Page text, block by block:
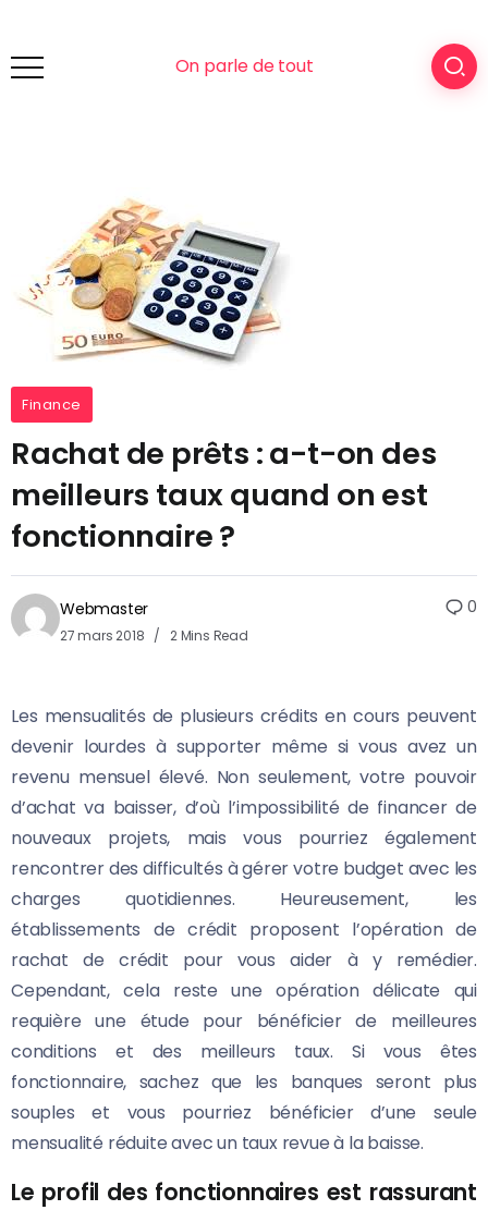
On parle de tout
Finance
Rachat de prêts : a-t-on des
meilleurs taux quand on est
fonctionnaire ?
Webmaster
27 mars 2018 2 Mins Read
0
Les mensualités de plusieurs crédits en cours peuvent
devenir lourdes à supporter même si vous avez un
revenu mensuel élevé. Non seulement, votre pouvoir
d’achat va baisser, d’où l’impossibilité de financer de
nouveaux projets, mais vous pourriez également
rencontrer des difficultés à gérer votre budget avec les
charges quotidiennes. Heureusement, les
établissements de crédit proposent l’opération de
rachat de crédit pour vous aider à y remédier.
Cependant, cela reste une opération délicate qui
requière une étude pour bénéficier de meilleures
conditions et des meilleurs taux. Si vous êtes
fonctionnaire, sachez que les banques seront plus
souples et vous pourriez bénéficier d’une seule
mensualité réduite avec un taux revue à la baisse.
Le profil des fonctionnaires est rassurant